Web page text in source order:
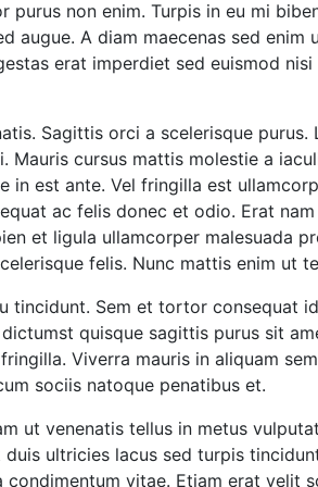
non enim. Turpis in eu mi
augue. A diam maecenas sed
erat imperdiet sed euismod
Sagittis orci a scelerisque
Mauris cursus mattis molestie a
in est ante. Vel fringilla est
ac felis donec et odio. Erat
et ligula ullamcorper malesuada
felis. Nunc mattis enim ut
tincidunt. Sem et tortor consequat
quisque sagittis purus sit
Viverra mauris in aliquam
sociis natoque penatibus et.
ut venenatis tellus in metus
ultricies lacus sed turpis
vitae. Etiam erat velit